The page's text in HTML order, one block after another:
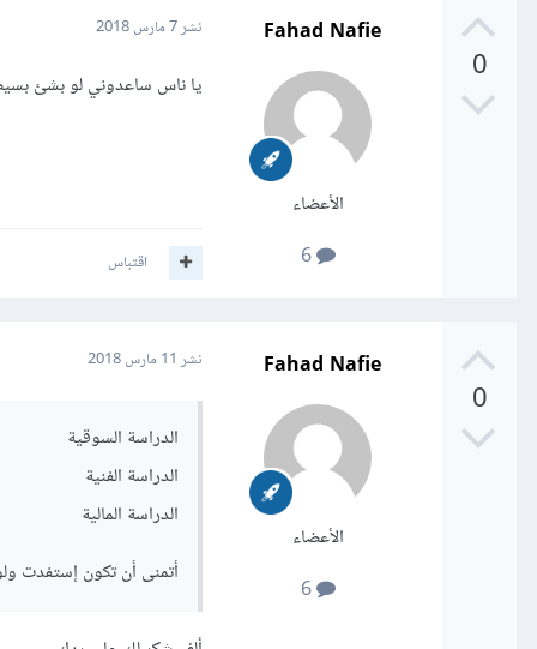
0
Fahad Nafie
الأعضاء
6
نشر7 مارس 2018
يا ناس ساعدوني لو بشئ
اقتباس
0
Fahad Nafie
الأعضاء
6
نشر 11 مارس 2018
الدراسة السوقية
الدراسة الفنية
الدراسة المالية
أتمنى أن تكون إستفدت